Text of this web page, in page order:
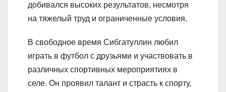
добивался высоких результатов, несмотря
на тяжелый труд и ограниченные условия.
В свободное время Сибгатуллин любил
играть в футбол с друзьями и участвовать в
различных спортивных мероприятиях в
селе. Он проявил талант и страсть к спорту,